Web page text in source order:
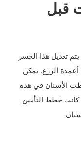
قبل
تعديل هذا الجسر
الزرع. يمكن
الأسنان في هذه
كانت خطط التأمين